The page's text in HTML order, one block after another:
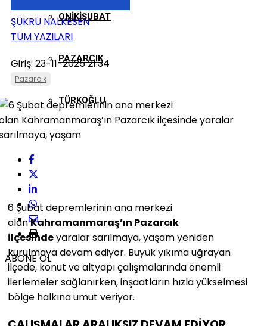
ONIKIŞUBAT
PAZARCIK
TÜRKOĞLU
ŞÜKRÜ NALKESEN
TÜM YAZILARI
Giriş: 23-11-2025 21:34
Pazarcık
ABONE OL
6 Şubat depremlerinin ana merkezi
olanKahramanmaraş’ın Pazarcık
ilçesindeyaralar sarılmaya, yaşam yeniden
kurulmaya devam ediyor. Büyük yıkıma uğrayan
ilçede, konut ve altyapı çalışmalarında önemli
ilerlemeler sağlanırken, inşaatların hızla yükselmesi
bölge halkına umut veriyor.